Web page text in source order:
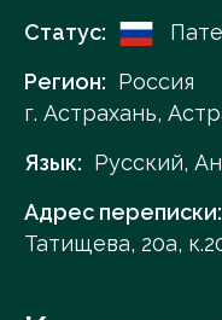
Статус:
Регион: Россия
г. Астрахань,
Язык: Русский,
Адрес переписки:
Татищева, 20а,